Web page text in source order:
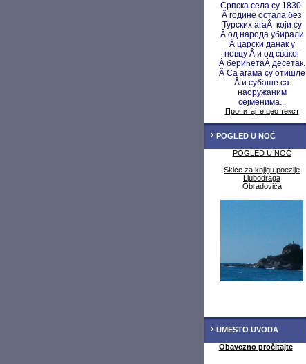
Српска села су 1830.
Â године остала без
Турских агаÂ који су
Â од народа убирали
Â царски данак у
новцу Â и од сваког
Â берићетаÂ десетак.
Â Са агама су отишле
Â и субаше са
наоружаним
сејменима...
Прочитајте цео текст
POGLED U NOĆ
POGLED U NOĆ
Skice za knjigu poezije
Ljubodraga
Obradovića
UMESTO UVODA
Obavezno pročitajte